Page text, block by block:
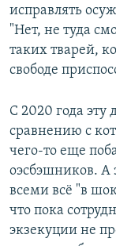
исправлять
"Нет, не туда
таких тварей,
свободе
С 2020 года эту
сравнению с
чего-то еще
оэсбэшников. А
всеми всё "в
что пока
экзекуции не